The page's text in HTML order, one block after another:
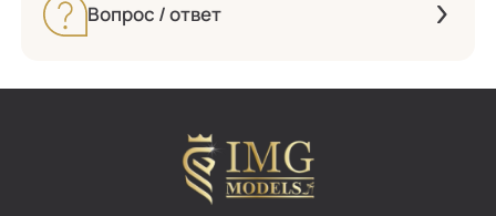
Вопрос / ответ